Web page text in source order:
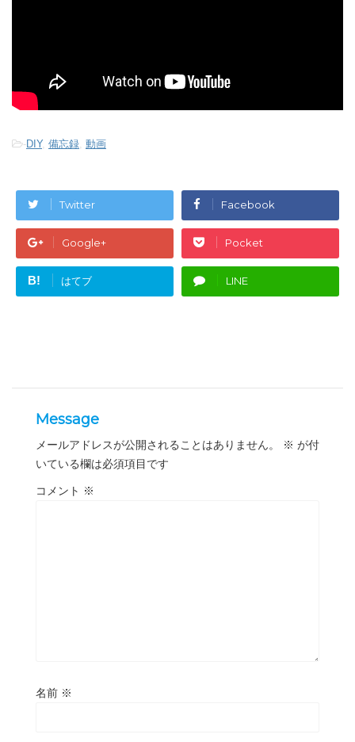
-DIY, 備忘録 動画
Twitter Facebook
Google+ Pocket
B! はてブ LINE
Message
メールアドレスが公開されることはありません。 ※ が付
いている欄は必須項目です
コメント ※
名前 ※